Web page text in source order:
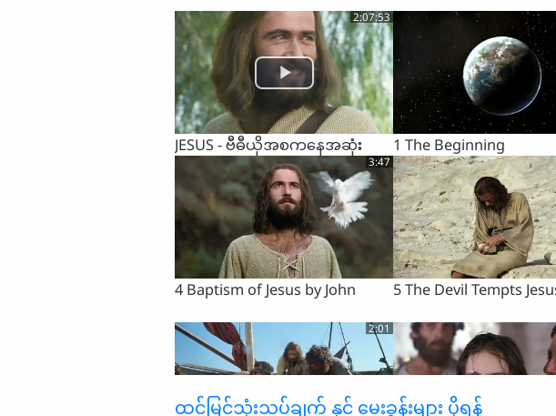
2:07:53
JESUS - ဗီဓီယိုအစကနေအဆုံး 1 The Beginning
3:47
4 Baptism of Jesus by John 5 The Devil Tempts
2:01
ထင်မြင်သုံးသပ်ချက် နှင့် မေးခွန်းများ ပို့ရန်